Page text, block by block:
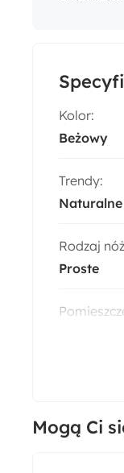
Kolor:
Beżowy
Trendy:
Rodzaj
Proste
Materiał
Mogą Ci